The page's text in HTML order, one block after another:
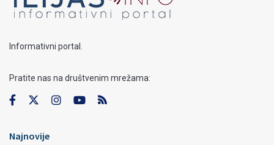
Informativni portal.
Pratite nas na društvenim mrežama:
Najnovije